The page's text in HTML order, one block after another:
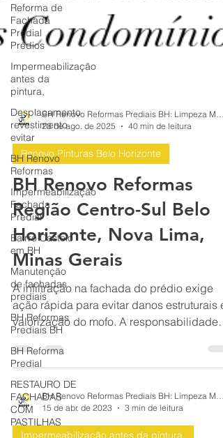
Reforma de
Fachada
Predial
Prédios
Impermeabilização
antes da
pintura,
Desplacamento
revestimento
evitar
BH Renovo
Reformas
Impermeabilização
Fachada
Predial
Bairro Castelo
em BH
Manutenção
de fachadas
prediais
BH Reformas
Prediais BH
BH Reforma
Predial
RESTAURO DE
FACHADAS
COM
PASTILHAS
23 de ago. de 2025
40 min de leitura
Renovo Pinturas Belo Horizonte
BH Renovo Reformas
Região Centro-Sul Belo
Horizonte, Nova Lima,
Minas Gerais
A infiltração na fachada do prédio exige
ação rápida para evitar danos estruturais e
valorização do mofo. A responsabilidade
pelos reparos depende da origem: o
condomínio responde por falhas nas
paredes externas, juntas de dilatação e
impermeabilização geral; o morador
responde por infiltrações nas esquadrias
15 de abr. de 2023
3 min de leitura